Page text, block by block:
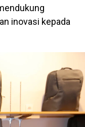
inovasi kepada